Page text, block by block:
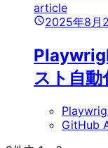
article
2025年8月
スト自動
GitHub